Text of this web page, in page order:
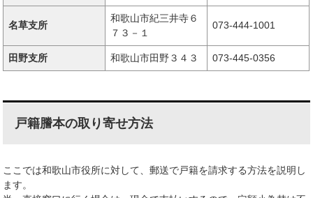
名草支所
和歌山市紀三井寺６
７３－１
073-444-1001
田野支所 和歌山市田野３４３ 073-445-0356
戸籍謄本の取り寄せ方法
ここでは和歌山市役所に対して、郵送で戸籍を請求する方法を説明し
ます。